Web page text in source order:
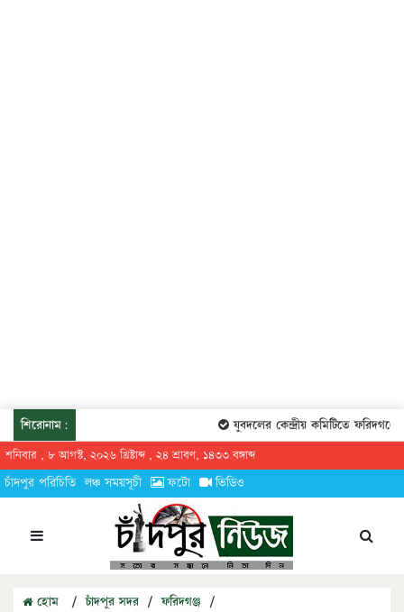
শিরোনাম: যুবদলের কেন্দ্রীয় কমিটিতে ফরিদগঞ্জের
শনিবার , ৮ আগস্ট, ২০২৬ খ্রিষ্টাব্দ , ২৪ শ্রাবণ, ১৪৩৩ বঙ্গাব্দ
চাঁদপুর পরিচিতি লঞ্চ সময়সূচী ফটো ভিডিও
হোম / চাঁদপুর সদর / ফরিদগঞ্জ /